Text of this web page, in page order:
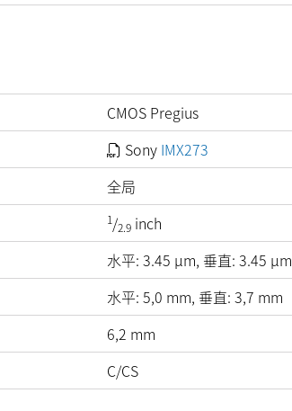
CMOS Pregius
Sony IMX273
全局
1/2.9inch
水平: 3.45 µm, 垂直: 3.45 µm
水平: 5,0 mm, 垂直: 3,7 mm
6,2 mm
C/CS